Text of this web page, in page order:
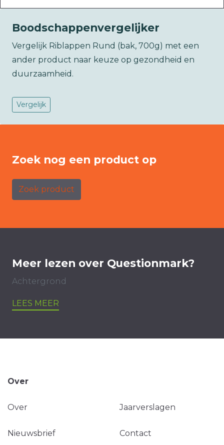
Boodschappenvergelijker
Vergelijk Riblappen Rund (bak, 700g) met een
ander product naar keuze op gezondheid en
duurzaamheid.
Vergelijk
Zoek nog een product op
Zoek product
Meer lezen over Questionmark?
Achtergrond
LEES MEER
Over
Over Jaarverslagen
Nieuwsbrief Contact